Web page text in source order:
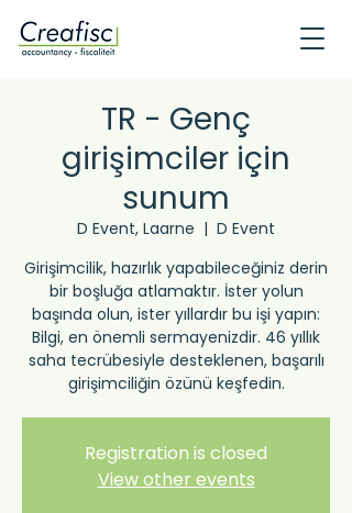
TR - Genç
girişimciler için
sunum
D Event, Laarne
  |
D Event
Girişimcilik, hazırlık yapabileceğiniz derin
bir boşluğa atlamaktır. İster yolun
başında olun, ister yıllardır bu işi yapın:
Bilgi, en önemli sermayenizdir. 46 yıllık
saha tecrübesiyle desteklenen, başarılı
girişimciliğin özünü keşfedin.
Registration is closed
View other events